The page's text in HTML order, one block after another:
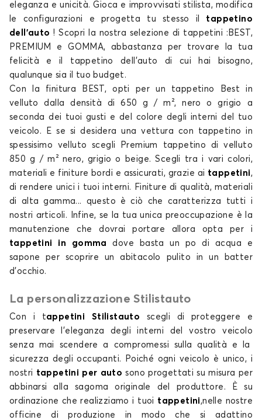
Tappetini per
HONDA
Tappetini per
HYUNDAI
Tappetini per
INFINITI
Tappetini per
ISUZU
Tappetini per
JAC
Tappetini per
JAECOO
Tappetini per
Tappetini per
Tappetini per
Tappetini per
LAND ROVER
Tappetini per
LEAPMOTOR
eleganza e unicità. Gioca e improvvisati stilista, modifica
le configurazioni e progetta tu stesso il
tappetino
dell'auto ! Scopri la nostra selezione di tappetini :BEST,
PREMIUM e GOMMA, abbastanza per trovare la tua
felicità e il tappetino dell'auto di cui
hai bisogno,
qualunque sia il tuo budget.
Con la finitura BEST, opti per un tappetino Best in
velluto dalla densità di 650 g / m², nero o grigio a
seconda dei tuoi gusti e del colore degli interni del tuo
veicolo . E se si desidera una vettura con tappetino in
spessisimo velluto scegli Premium
tappetino di velluto
850 g / m² nero, grigio o beige. Scegli tra i vari colori,
materiali e finiture bordi e assicurati, grazie ai tappetini,
di rendere unici i tuoi interni. Finiture diqualità, materiali
di altagamma... questo è ciò che caratterizza tutti i
nostri articoli . Infine, se la tua unica preoccupazione è la
manutenzione che dovrai portare allora opta per i
tappetini in gomma
dove basta un po di acqua e
sapone per scoprire un abitacolo pulito in un batter
d’occhio.
La personalizzazione Stilistauto
Con i tappetini Stilistauto scegli di proteggere e
preservare l'eleganza degli interni del vostroveicolo
senza mai scendere a compromessi sullaqualità e la
sicurezza degli occupanti. Poiché ogni veicolo è unico, i
nostri tappetini per auto sono progettatisu misura per
abbinarsi alla sagoma originale del produttore. È su
ordinazione che realizziamo i tuoi tappetini,nelle nostre
officine di produzione in modo che si adattino